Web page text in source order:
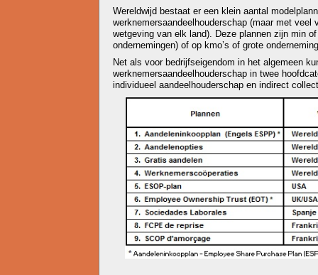
Wereldwijd bestaat er een klein aantal
werknemersaandeelhouderschap (maar met
wetgeving van elk land). Deze plannen zijn min
ondernemingen) of op kmo’s of grote
Net als voor bedrijfseigendom in het algemeen
werknemersaandeelhouderschap in twee
individueel aandeelhouderschap en indirect